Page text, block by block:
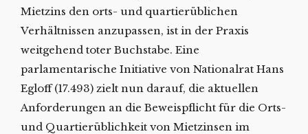
Mietzins den orts- und quartierüblichen
Verhältnissen anzupassen, ist in der Praxis
weitgehend toter Buchstabe. Eine
parlamentarische Initiative von Nationalrat Hans
Egloff (17.493) zielt nun darauf, die aktuellen
Anforderungen an die Beweispflicht für die Orts-
und Quartierüblichkeit von Mietzinsen im